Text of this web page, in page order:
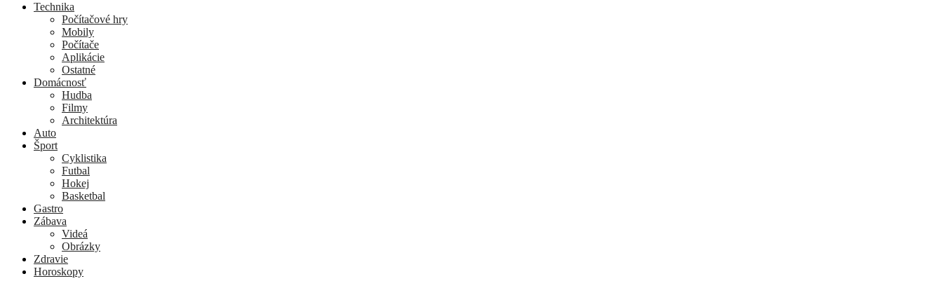
Technika
Počítačové hry
Mobily
Počítače
Aplikácie
Ostatné
Domácnosť
Hudba
Filmy
Architektúra
Auto
Šport
Cyklistika
Futbal
Hokej
Basketbal
Gastro
Zábava
Videá
Obrázky
Zdravie
Horoskopy